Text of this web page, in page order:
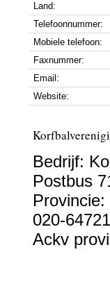
Land:
Telefoonnummer:
Mobiele telefoon:
Faxnummer:
Email:
Website:
Bedrijf:
Postbus
Provincie:
020-
Ackv